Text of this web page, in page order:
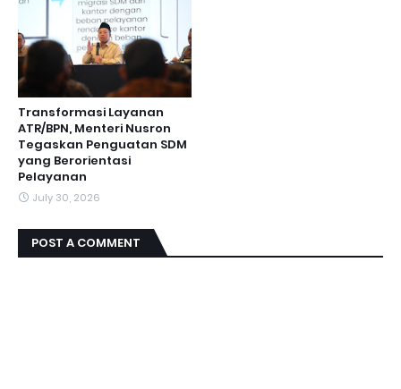
Transformasi Layanan
ATR/BPN, Menteri Nusron
Tegaskan Penguatan SDM
yang Berorientasi
Pelayanan
July 30, 2026
POST A COMMENT